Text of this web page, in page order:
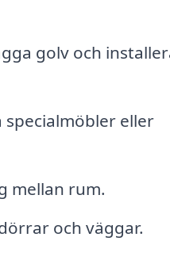
golv och
specialmöbler eller
mellan rum.
och väggar.